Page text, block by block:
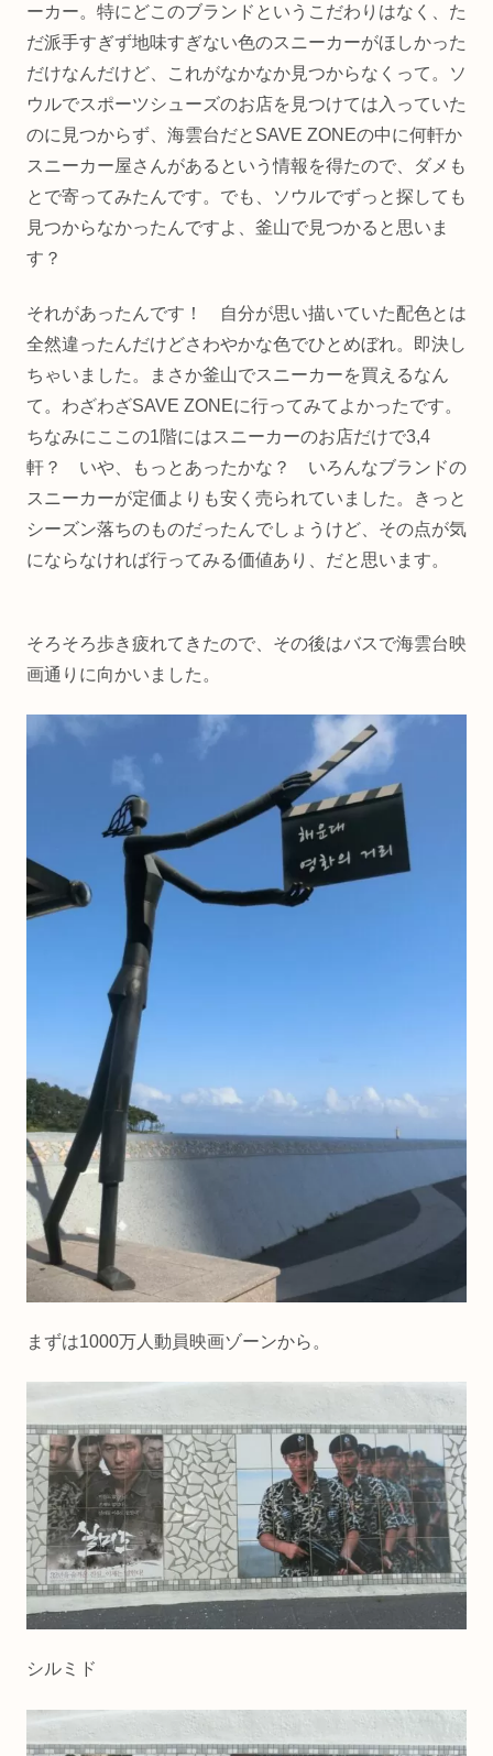
ーカー。特にどこのブランドというこだわりはなく、た
だ派手すぎず地味すぎない色のスニーカーがほしかった
だけなんだけど、これがなかなか見つからなくって。ソ
ウルでスポーツシューズのお店を見つけては入っていた
のに見つからず、海雲台だとSAVE ZONEの中に何軒か
スニーカー屋さんがあるという情報を得たので、ダメも
とで寄ってみたんです。でも、ソウルでずっと探しても
見つからなかったんですよ、釜山で見つかると思いま
す？
それがあったんです！ 自分が思い描いていた配色とは
全然違ったんだけどさわやかな色でひとめぼれ。即決し
ちゃいました。まさか釜山でスニーカーを買えるなん
て。わざわざSAVE ZONEに行ってみてよかったです。
ちなみにここの1階にはスニーカーのお店だけで3,4
軒？ いや、もっとあったかな？ いろんなブランドの
スニーカーが定価よりも安く売られていました。きっと
シーズン落ちのものだったんでしょうけど、その点が気
にならなければ行ってみる価値あり、だと思います。
そろそろ歩き疲れてきたので、その後はバスで海雲台映
画通りに向かいました。
まずは1000万人動員映画ゾーンから。
シルミド